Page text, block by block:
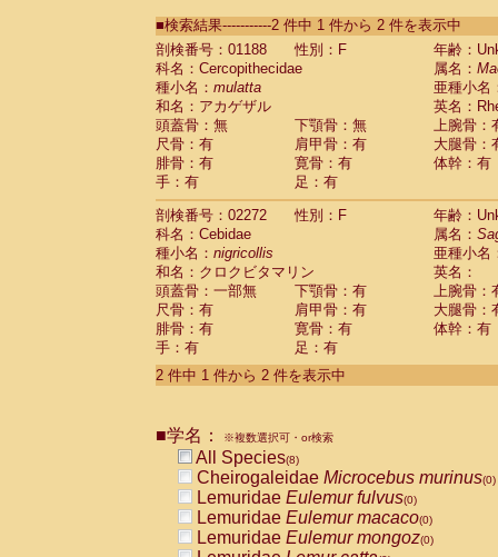
CebidaeSaguinus labiatus(0)
Cebidae Saguinus leucopus (0)
CebidaeSaguinus midas
Cebidae
CebidaeSaguinus nigricollis (1)
Cebidae Saguinus oedipus
Cebidae Saguinus weddelli
Cebidae Saguinusspp.
Cebidae Aotus trivirgatus
Cebidae Cebus albifrons
Cebidae
CebidaeCebus capucinus
CebidaeCebus nigrivittatus
Cebidae Cebusspp.(0)
Cebidae Saimiri boliviensis
Cebidae Saimiri sciureus
Atelidae Alouatta caraya
AtelidaeAlouatta fusca
AtelidaeAlouatta seniculus
AtelidaeAteles belzebuth
AtelidaeAteles geoffroyi
AtelidaeAteles paniscus(0)
AtelidaeAtelesspp. (0)
AtelidaeLagothrix lagothricha
AtelidaeLagothrix lagothricha cana
PitheciidaeCacajao calvus
■検索結果-----------2 件中 1 件から 2 件を表示中
剖検番号：01188
性別：F
年齢：
科名：Cercopithecidae
属名：
種小名： mulatta
亜種小名
和名：アカゲザル
英名：
頭蓋骨：無
下顎骨：無
上腕骨：
尺骨：有
肩甲骨：有
大腿骨：
腓骨：有
寛骨：有
体幹：有
手：有
足：有
剖検番号：02272
性別：F
年齢：
科名：Cebidae
属名：
種小名： nigricollis
亜種小名
和名：クロクビタマリン
英名：
頭蓋骨：一部無
下顎骨：有
上腕骨：
尺骨：有
肩甲骨：有
大腿骨：
腓骨：有
寛骨：有
体幹：有
手：有
足：有
2 件中 1 件から 2 件を表示中
■学名： ※複数選択可・or検索
All Species(8)
Cheirogaleidae Microcebus murinus(0)
Lemuridae Eulemur fulvus(0)
Lemuridae Eulemur macaco(0)
Lemuridae Eulemur mongoz(0)